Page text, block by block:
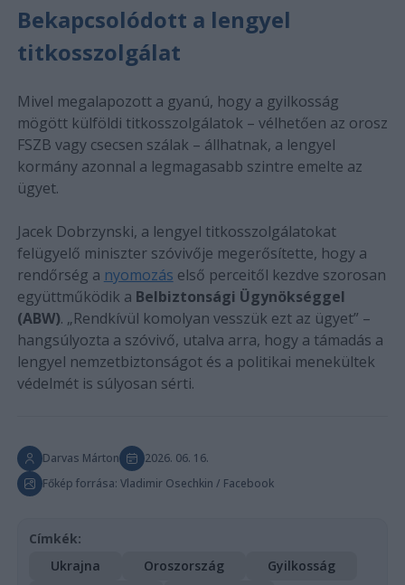
Bekapcsolódott a lengyel
titkosszolgálat
Mivel megalapozott a gyanú, hogy a gyilkosság
mögött külföldi titkosszolgálatok – vélhetően az orosz
FSZB vagy csecsen szálak – állhatnak, a lengyel
kormány azonnal a legmagasabb szintre emelte az
ügyet.
Jacek Dobrzynski, a lengyel titkosszolgálatokat
felügyelő miniszter szóvivője megerősítette, hogy a
rendőrség a nyomozás első perceitől kezdve szorosan
együttműködik a Belbiztonsági Ügynökséggel
(ABW). „Rendkívül komolyan vesszük ezt az ügyet” –
hangsúlyozta a szóvivő, utalva arra, hogy a támadás a
lengyel nemzetbiztonságot és a politikai menekültek
védelmét is súlyosan sérti.
Darvas Márton
2026. 06. 16.
Főkép forrása: Vladimir Osechkin / Facebook
Címkék:
Ukrajna
Oroszország
Gyilkosság